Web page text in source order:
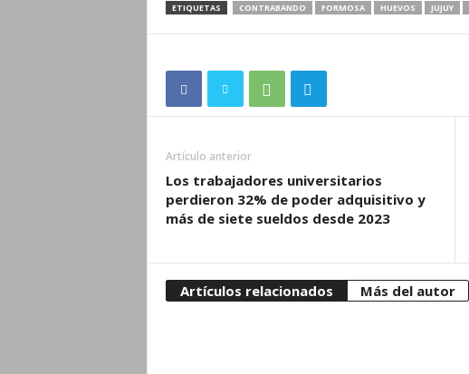
ETIQUETAS CONTRABANDO FORMOSA HUEVOS JUJUY
Artículo anterior
Los trabajadores universitarios
perdieron 32% de poder adquisitivo y
más de siete sueldos desde 2023
Artículos relacionados Más del autor